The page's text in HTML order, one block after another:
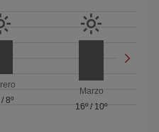
/ 8º
Marzo
16º/ 10º